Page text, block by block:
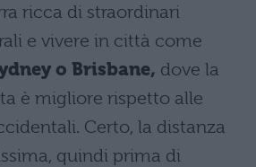
ricca di straordinari
e vivere in città come
o Brisbane, dove la
è migliore rispetto alle
Certo, la distanza
quindi prima di